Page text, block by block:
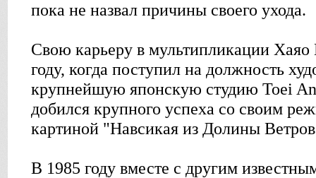
пока не назвал причины своего ухода.
Свою карьеру в мультипликации Хаяо
году, когда поступил на должность
крупнейшую японскую студию Toei
добился крупного успеха со своим
картиной "Навсикая из Долины
В 1985 году вместе с другим